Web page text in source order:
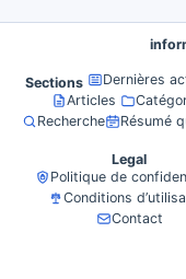
Sections
Dernières
Articles
Recherche
Résumé
Legal
Politique de
Conditions
Contact